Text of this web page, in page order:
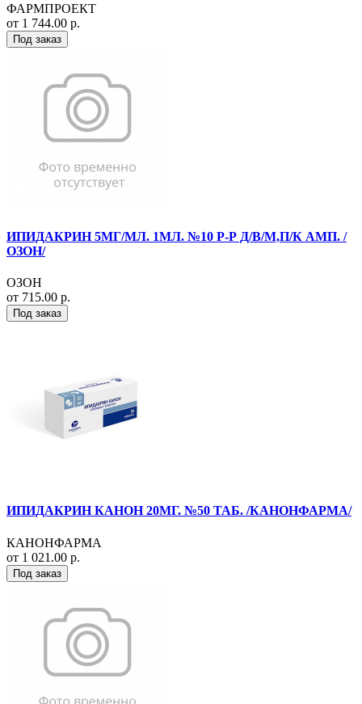
ФАРМПРОЕКТ
от 1 744.00 р.
Под заказ
ИПИДАКРИН 5МГ/МЛ. 1МЛ. №10 Р-Р Д/В/М,П/К АМП. /
ОЗОН/
ОЗОН
от 715.00 р.
Под заказ
ИПИДАКРИН КАНОН 20МГ. №50 ТАБ. /КАНОНФАРМА/
КАНОНФАРМА
от 1 021.00 р.
Под заказ